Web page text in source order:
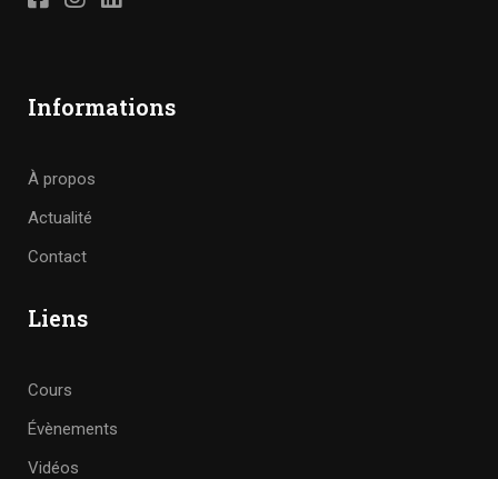
Informations
À propos
Actualité
Contact
Liens
Cours
Évènements
Vidéos